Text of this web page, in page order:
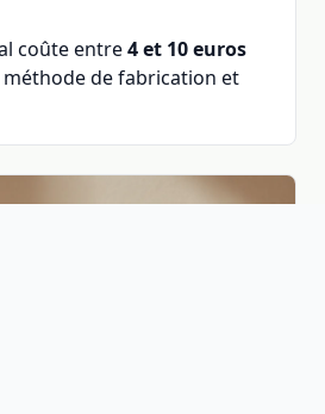
coûte entre4 et 10 euros
méthode de fabrication et